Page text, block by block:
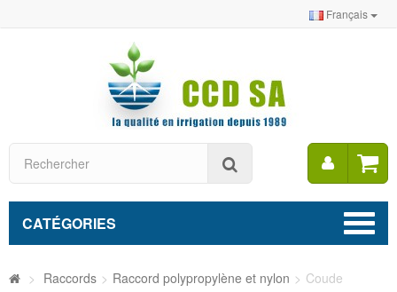
Français
Mon
CATÉGORIES
> Raccords > Raccord polypropylène et nylon > Coude